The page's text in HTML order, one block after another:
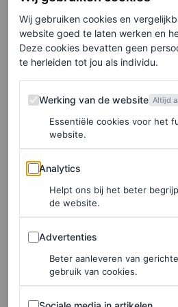
LEES OOK
Taylor Swifts nieuwe album ‘The Life
Showgirl’ is nu te beluisteren
MARGAUX ANBOUBA
Met andere woorden: Taylor
energie te beschouwen als een
alleen aan jou toebehoort.
deze energie te bezitten of te
voor wat je ermee doet. Gezien
onze energie te verspillen aan
zijn of die de waarde ervan
Wij gebruiken cookies en
website goed te laten werken en
Deze cookies bevatten geen
te herleiden tot jou als individu.
Werking van de website
Werking van de website Altijd
Essentiële cookies voor het
website.
Analytics
Analytics
Helpt ons bij het beter
de website.
Advertenties
Advertenties
Beter aanleveren van
gebruik van cookies.
Sociale media in artikelen